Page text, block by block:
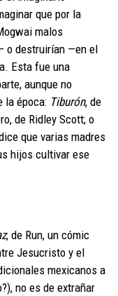
que por la
malos
o destruirían —en el
Esta fue una
aunque no
la época: Tiburón, de
de Ridley Scott; o
que varias madres
hijos cultivar ese
, de Run, un cómic
Jesucristo y el
mexicanos a
no es de extrañar